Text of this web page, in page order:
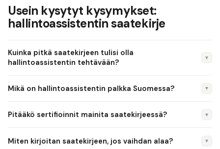
Usein kysytyt kysymykset:
hallintoassistentin saatekirje
Kuinka pitkä saatekirjeen tulisi olla
hallintoassistentin tehtävään?
▼
Hallintoassistenttina sinut arvioidaan viestintätaidoistasi --
Mikä on hallintoassistentin palkka Suomessa? ▼
mukaan. Duunitorin ja Tilastokeskuksen tietojen perusteella
Pääkaupunkiseudulla palkat ovat tyypillisesti korkeammat.
Pitääkö sertifioinnit mainita saatekirjeessä? ▼
ovat kovia näyttöjä. Mainitse ne tulosten yhteydessä, älä
Miten kirjoitan saatekirjeen, jos vaihdan alaa? ▼